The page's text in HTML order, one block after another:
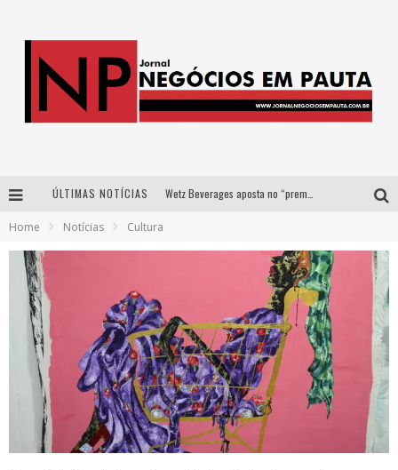
ÚLTIMAS NOTÍCIAS
Como a Cortex seduziu Google, AWS e McDonald’s com IA para o go-to-market
Democratização do malte: Proibida utiliza estratégia de custo-benefício para o lazer do brasileiro
Home Notícias Cultura